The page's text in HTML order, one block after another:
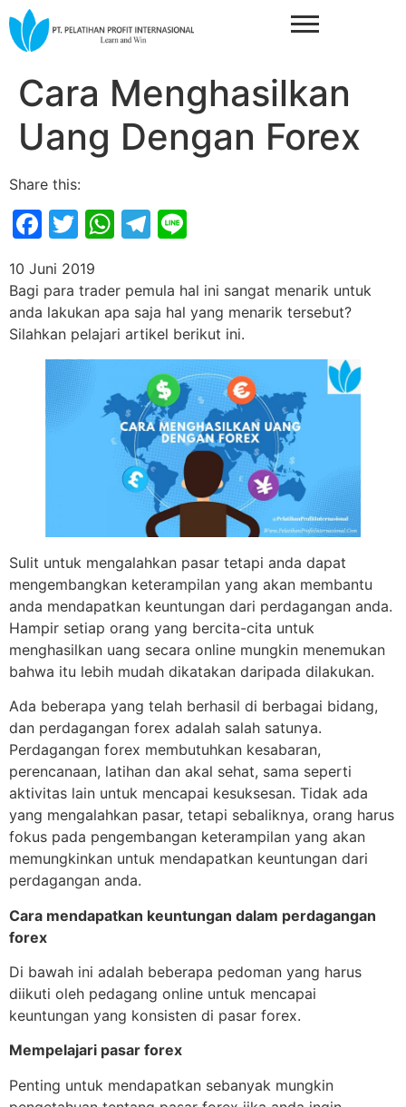
Cara Menghasilkan
Uang Dengan Forex
Share this:
Facebook
Twitter
WhatsApp
Telegram
10 Juni 2019
Bagi para trader pemula hal ini sangat menarik untuk
anda lakukan apa saja hal yang menarik tersebut?
Silahkan pelajari artikel berikut ini.
Sulit untuk mengalahkan pasar tetapi anda dapat
mengembangkan keterampilan yang akan membantu
anda mendapatkan keuntungan dari perdagangan anda.
Hampir setiap orang yang bercita-cita untuk
menghasilkan uang secara online mungkin menemukan
bahwa itu lebih mudah dikatakan daripada dilakukan.
Ada beberapa yang telah berhasil di berbagai bidang,
dan perdagangan forex adalah salah satunya.
Perdagangan forex membutuhkan kesabaran,
perencanaan, latihan dan akal sehat, sama seperti
aktivitas lain untuk mencapai kesuksesan. Tidak ada
yang mengalahkan pasar, tetapi sebaliknya, orang harus
fokus pada pengembangan keterampilan yang akan
memungkinkan untuk mendapatkan keuntungan dari
perdagangan anda.
Cara mendapatkan keuntungan dalam perdagangan
forex
Di bawah ini adalah beberapa pedoman yang harus
diikuti oleh pedagang online untuk mencapai
keuntungan yang konsisten di pasar forex.
Mempelajari pasar forex
Penting untuk mendapatkan sebanyak mungkin